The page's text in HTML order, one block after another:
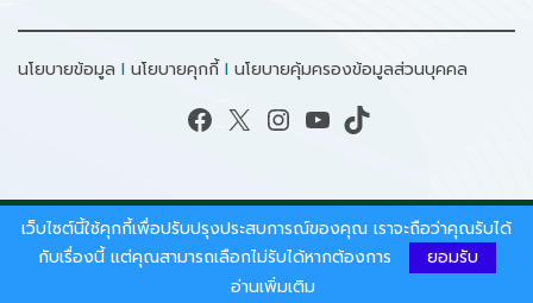
นโยบายข้อมูล I นโยบายคุกกี้I นโยบายคุ้มครองข้อมูลส่วนบุคคล
Facebook X Instagram YouTube TikTok
สงวนลิขสิทธิ์ © 2026 - สำนักงานนโยบายและแผน
ทรัพยากรธรรมชาติและสิ่งแวดล้อม.
เว็บไซต์นี้ใช้คุกกี้เพื่อปรับปรุงประสบการณ์ของคุณ เราจะถือว่าคุณรับได้
กับเรื่องนี้ แต่คุณสามารถเลือกไม่รับได้หากต้องการ
ยอมรับ
อ่านเพิ่มเติม